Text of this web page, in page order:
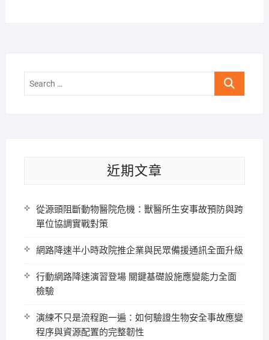
Search
近期文章
從源頭阻斷動物醫院危機：獸醫所生安事故預防與跨
單位協調實戰對策
網路降速半小時政院推企業與民眾備援通訊全面升級
行動網路降速演習登場 關鍵基礎設施應變能力全面
檢驗
演練不只是流程跑一遍：如何驗證生物安全事故應變
程序與資源配置的完整韌性